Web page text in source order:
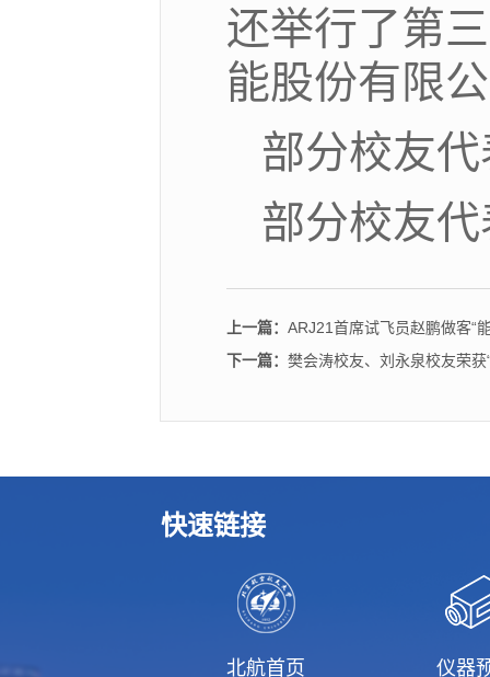
还举行了第
能股份有限
部分校友
部分校友
上一篇： ARJ21首席试飞员赵鹏做客“
下一篇： 樊会涛校友、刘永泉校友荣
快速链接
北航首页 仪器